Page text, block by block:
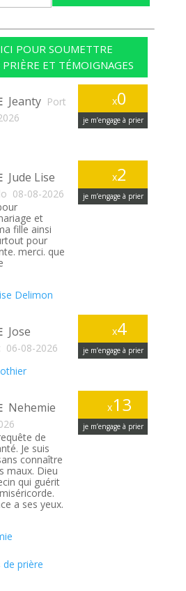
POUR SOUMETTRE
PRIÈRE ET TÉMOIGNAGES
x0
je m’engage à prier
Jeanty Port
x2
je m’engage à prier
Jude Lise
08-08-2026
et
fille ainsi
pour
merci. que
Delimon
x4
je m’engage à prier
Jose
06-08-2026
x13
je m’engage à prier
Nehemie
de
Je suis
connaître
maux. Dieu
qui guérit
a ses yeux.
prière